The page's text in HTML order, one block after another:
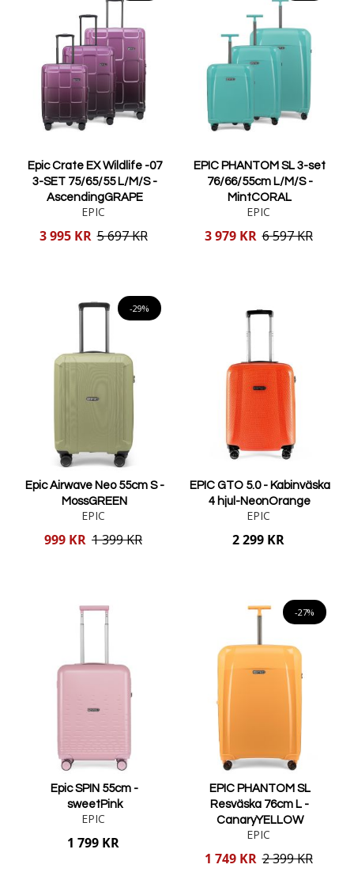
Epic Crate EX Wildlife -07
3-SET 75/65/55 L/M/S -
AscendingGRAPE
EPIC
Reducerat
3 995 KR 5 697 KR
EPIC PHANTOM SL 3-set
76/66/55cm L/M/S -
MintCORAL
EPIC
Reducerat
3 979 KR 6 597 KR
-29%
Epic Airwave Neo 55cm S -
MossGREEN
EPIC
Reducerat
999 KR 1 399 KR
EPIC GTO 5.0 - Kabinväska
4 hjul-NeonOrange
EPIC
2 299 KR
Epic SPIN 55cm -
sweetPink
EPIC
1 799 KR
-27%
EPIC PHANTOM SL
Resväska 76cm L -
CanaryYELLOW
EPIC
Reducerat
1 749 KR 2 399 KR